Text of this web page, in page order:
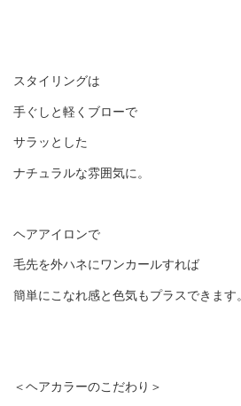
スタイリングは
手ぐしと軽くブローで
サラッとした
ナチュラルな雰囲気に。
ヘアアイロンで
毛先を外ハネにワンカールすれば
簡単にこなれ感と色気もプラスできます。
＜ヘアカラーのこだわり＞